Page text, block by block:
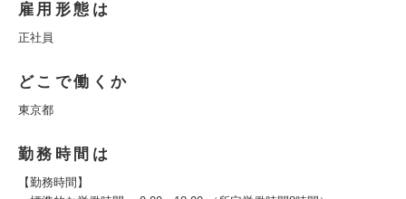
雇用形態は
正社員
どこで働くか
東京都
勤務時間は
【勤務時間】